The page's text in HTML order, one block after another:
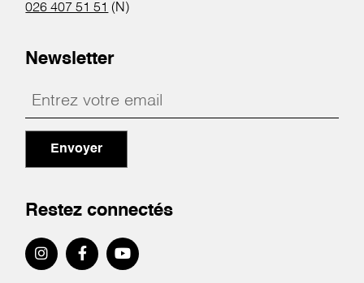
026 407 51 51 (N)
Newsletter
Envoyer
Restez connectés